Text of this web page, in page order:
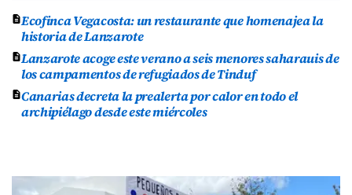
Ecofinca Vegacosta: un restaurante que homenajea la
historia de Lanzarote
Lanzarote acoge este verano a seis menores saharauis de
los campamentos de refugiados de Tinduf
Canarias decreta la prealerta por calor en todo el
archipiélago desde este miércoles